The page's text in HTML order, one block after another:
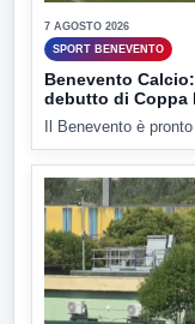
7 AGOSTO 2026
SPORT BENEVENTO
Benevento
debutto di Coppa
Il Benevento è